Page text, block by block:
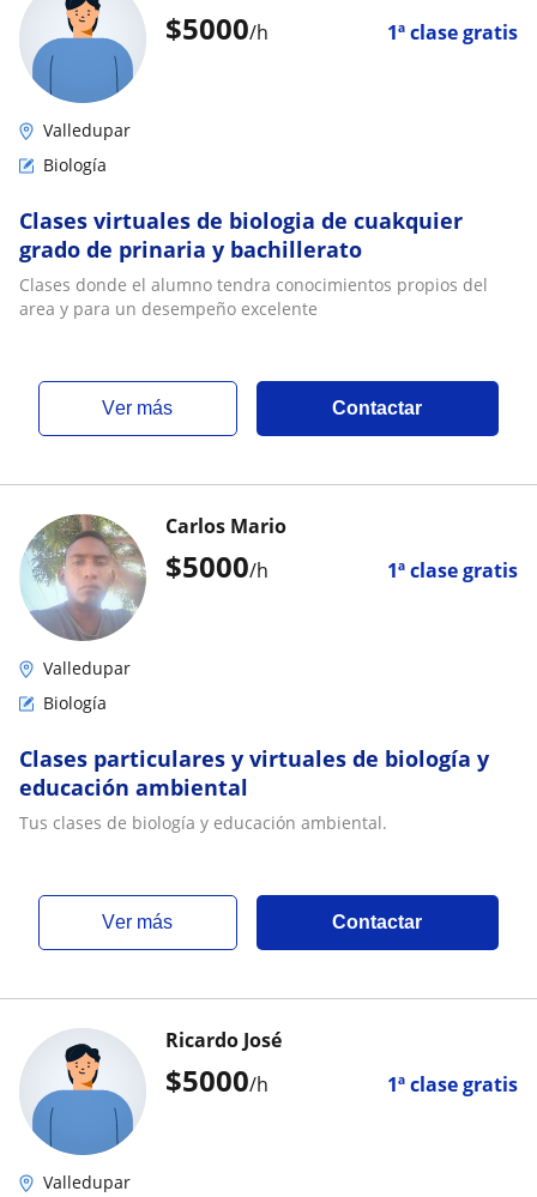
$5000/h 1ª clase gratis
Valledupar
Biología
Clases virtuales de biologia de cuakquier
grado de prinaria y bachillerato
Clases donde el alumno tendra conocimientos propios del
area y para un desempeño excelente
ver más Contactar
$5000/h 1ª clase gratis
Carlos Mario
Valledupar
Biología
Clases particulares y virtuales de biología y
educación ambiental
Tus clases de biología y educación ambiental.
ver más Contactar
$5000/h 1ª clase gratis
Ricardo José
Valledupar